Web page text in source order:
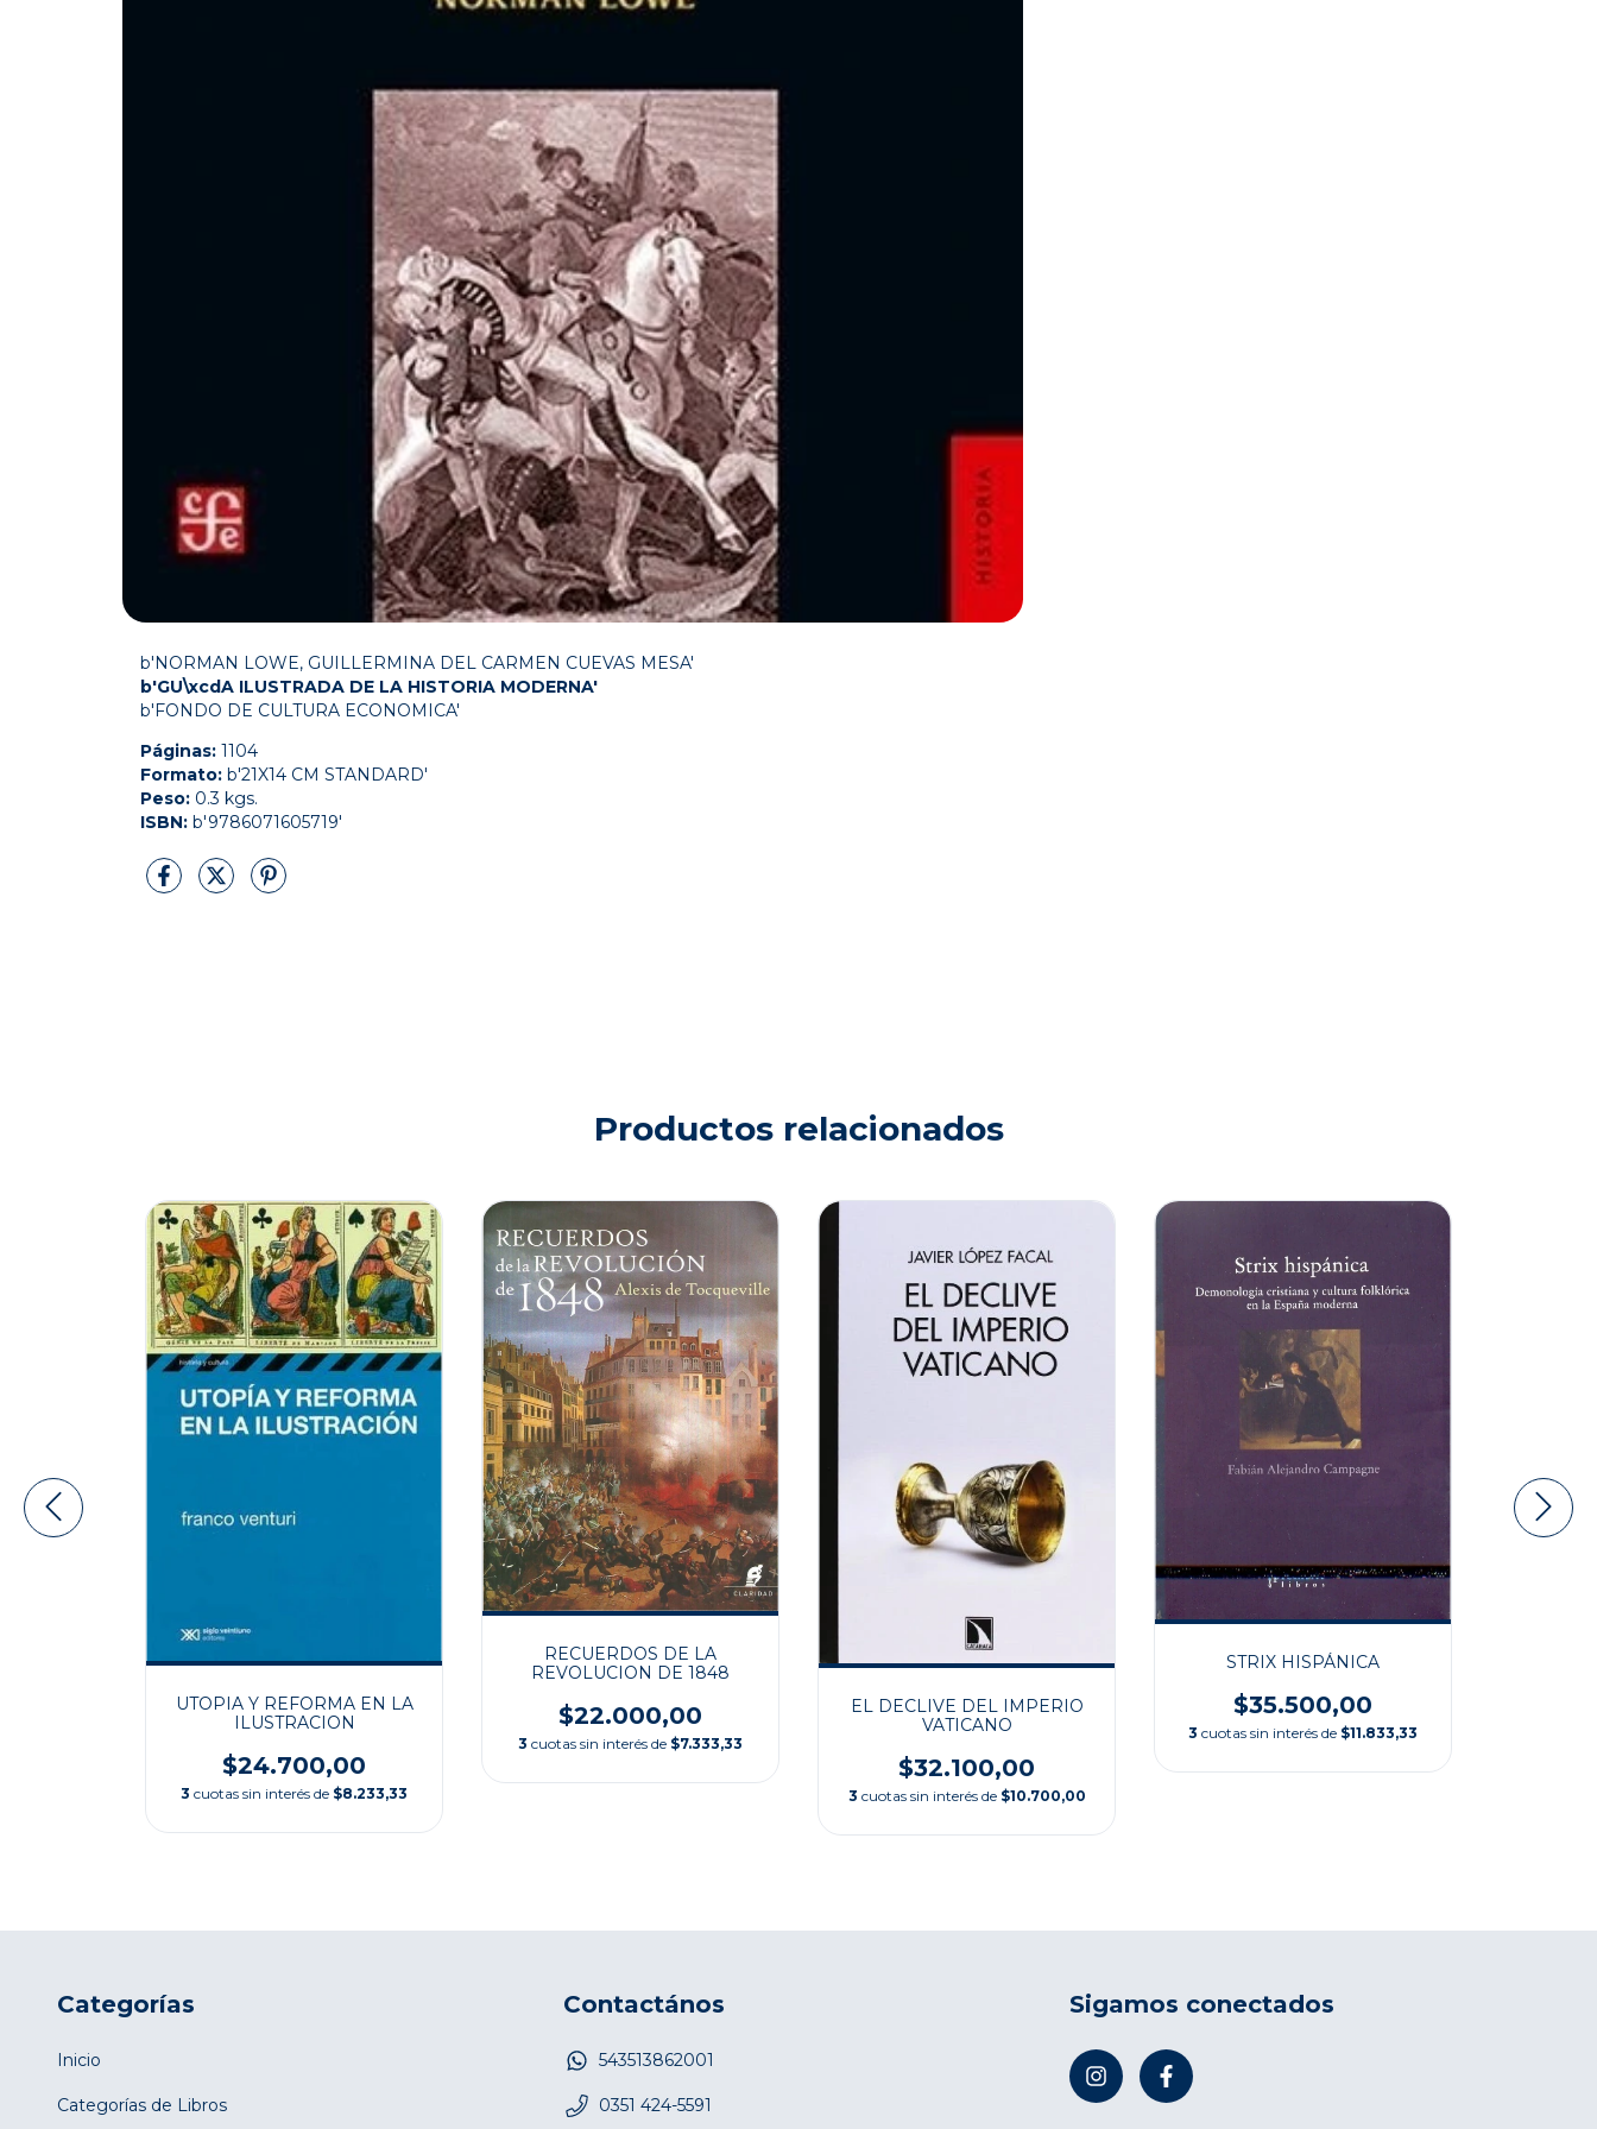
b'NORMAN LOWE, GUILLERMINA DEL CARMEN CUEVAS MESA'
b'GU\xcdA ILUSTRADA DE LA HISTORIA MODERNA'
b'FONDO DE CULTURA ECONOMICA'
Páginas: 1104
Formato: b'21X14 CM STANDARD'
Peso: 0.3 kgs.
ISBN: b'9786071605719'
Productos relacionados
UTOPIA Y REFORMA EN LA
ILUSTRACION
$24.700,00
3 cuotas sin interés de $8.233,33
RECUERDOS DE LA
REVOLUCION DE 1848
$22.000,00
3 cuotas sin interés de $7.333,33
EL DECLIVE DEL IMPERIO
VATICANO
$32.100,00
3 cuotas sin interés de $10.700,00
STRIX HISPÁNICA
$35.500,00
3 cuotas sin interés de $11.833,33
Categorías
Inicio
Categorías de Libros
Contactános
543513862001
0351 424-5591
Sigamos conectados